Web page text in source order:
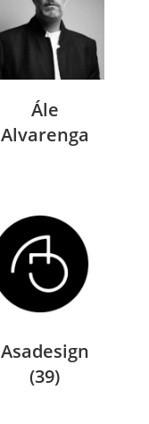
Ále
Alvarenga
Asadesign
(39)